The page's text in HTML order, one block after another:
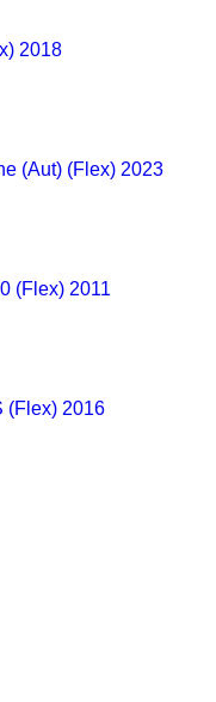
2018
(Aut) (Flex) 2023
(Flex) 2011
(Flex) 2016